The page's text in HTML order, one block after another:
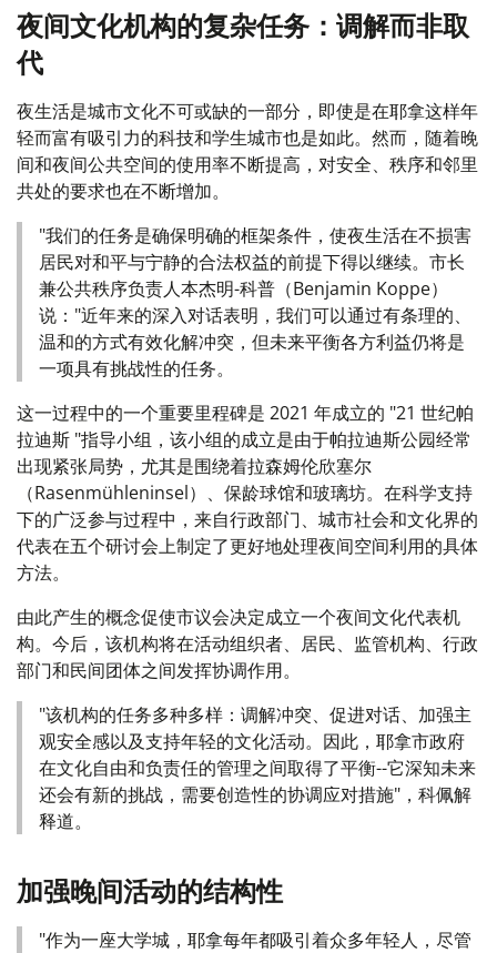
夜间文化机构的复杂任务：调解而非取
代
夜生活是城市文化不可或缺的一部分，即使是在耶拿这样年
轻而富有吸引力的科技和学生城市也是如此。然而，随着晚
间和夜间公共空间的使用率不断提高，对安全、秩序和邻里
共处的要求也在不断增加。
"我们的任务是确保明确的框架条件，使夜生活在不损害
居民对和平与宁静的合法权益的前提下得以继续。市长
兼公共秩序负责人本杰明-科普（Benjamin Koppe）
说："近年来的深入对话表明，我们可以通过有条理的、
温和的方式有效化解冲突，但未来平衡各方利益仍将是
一项具有挑战性的任务。
这一过程中的一个重要里程碑是 2021 年成立的 "21 世纪帕
拉迪斯 "指导小组，该小组的成立是由于帕拉迪斯公园经常
出现紧张局势，尤其是围绕着拉森姆伦欣塞尔
（Rasenmühleninsel）、保龄球馆和玻璃坊。在科学支持
下的广泛参与过程中，来自行政部门、城市社会和文化界的
代表在五个研讨会上制定了更好地处理夜间空间利用的具体
方法。
由此产生的概念促使市议会决定成立一个夜间文化代表机
构。今后，该机构将在活动组织者、居民、监管机构、行政
部门和民间团体之间发挥协调作用。
"该机构的任务多种多样：调解冲突、促进对话、加强主
观安全感以及支持年轻的文化活动。因此，耶拿市政府
在文化自由和负责任的管理之间取得了平衡--它深知未来
还会有新的挑战，需要创造性的协调应对措施"，科佩解
释道。
加强晚间活动的结构性
"作为一座大学城，耶拿每年都吸引着众多年轻人，尽管